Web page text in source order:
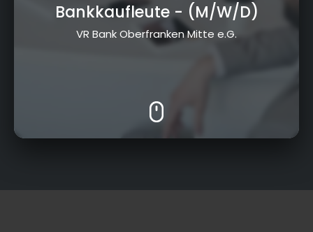
Bankkaufleute- (M/W/D)
VR Bank Oberfranken Mitte e.G.